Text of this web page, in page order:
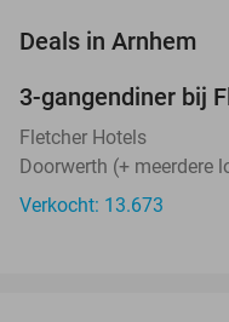
Deals in Arnhem
3-gangendiner bij
Fletcher Hotels
Doorwerth (+ meerdere
Verkocht: 13.673